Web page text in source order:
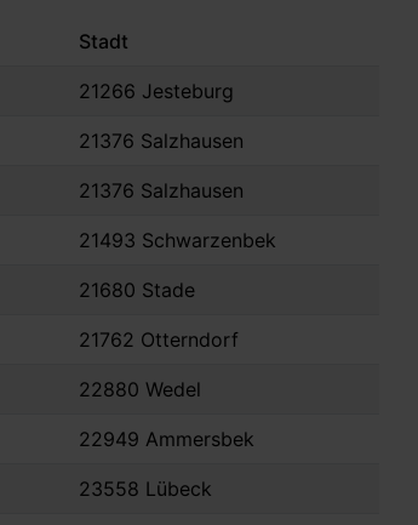
Stadt
21266 Jesteburg
21376 Salzhausen
21376 Salzhausen
21493 Schwarzenbek
21680 Stade
21762 Otterndorf
22880 Wedel
22949 Ammersbek
23558 Lübeck